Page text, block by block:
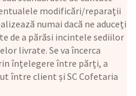
modificări/reparații
numai dacă ne aduceți
de a părăsi incintele sediilor
livrate. Se va încerca
înțelegere între părți, a
între client și SC Cofetaria